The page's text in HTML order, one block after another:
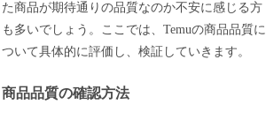
た商品が期待通りの品質なのか不安に感じる方
も多いでしょう。ここでは、Temuの商品品質に
ついて具体的に評価し、検証していきます。
商品品質の確認方法